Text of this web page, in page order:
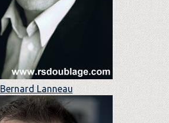
Bernard Lanneau